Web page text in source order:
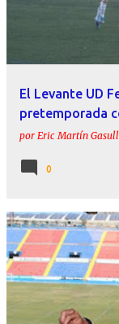
El Levante UD
pretemporada
por Eric Martín
0